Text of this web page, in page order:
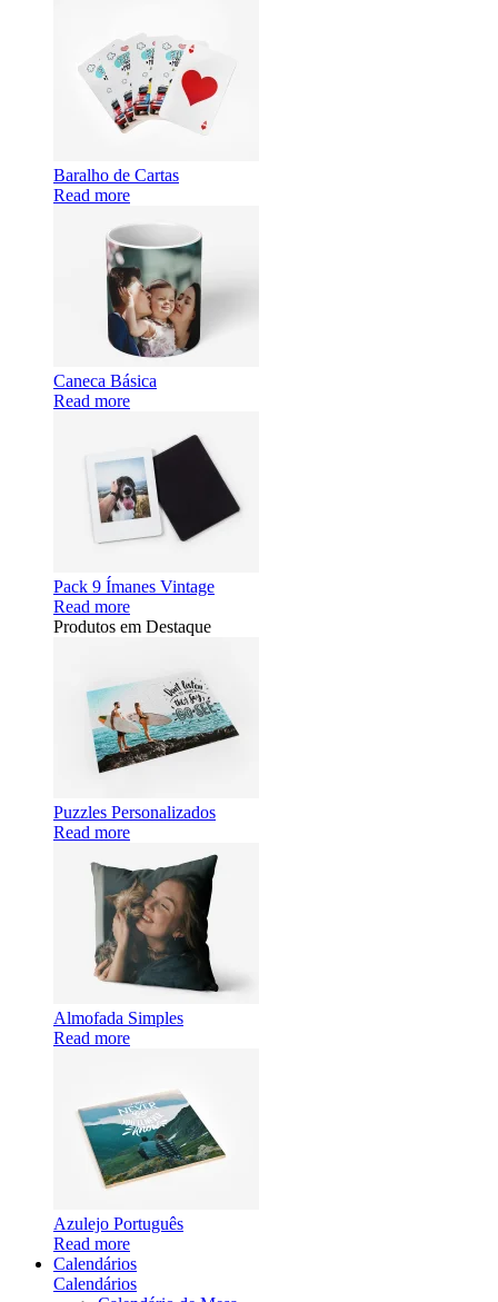
Baralho de Cartas
Read more
Caneca Básica
Read more
Pack 9 Ímanes Vintage
Read more
Produtos em Destaque
Puzzles Personalizados
Read more
Almofada Simples
Read more
Azulejo Português
Read more
Calendários
Calendários